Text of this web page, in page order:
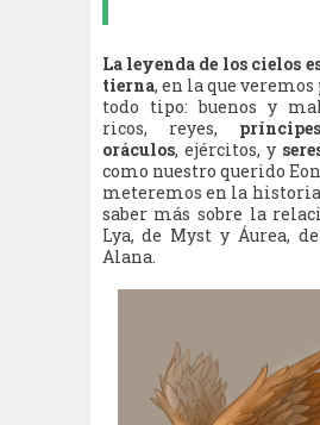
La leyenda de los cielos
tierna, en la que veremos
todo tipo: buenos y
ricos, reyes, príncipes
oráculos, ejércitos, y
como nuestro querido
meteremos en la
saber más sobre la
Lya, de Myst y Áurea,
Alana.